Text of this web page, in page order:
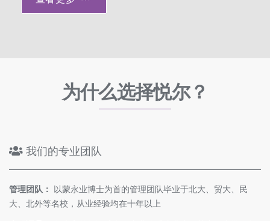
为什么选择悦尔？
我们的专业团队
管理团队：
以蒙永业博士为首的管理团队毕业于北大、贸大、民
大、北外等名校，从业经验均在十年以上